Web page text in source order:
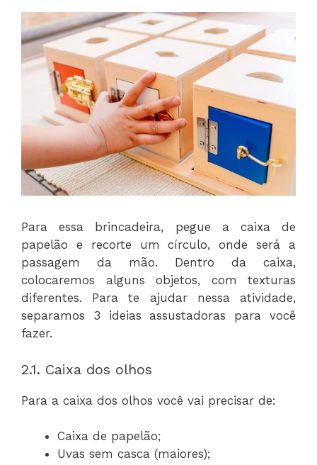
Para essa brincadeira, pegue a caixa de
papelão e recorte um círculo, onde será a
passagem da mão. Dentro da caixa,
colocaremos alguns objetos, com texturas
diferentes. Para te ajudar nessa atividade,
separamos 3 ideias assustadoras para você
fazer.
2.1. Caixa dos olhos
Para a caixa dos olhos você vai precisar de:
Caixa de papelão;
Uvas sem casca (maiores);